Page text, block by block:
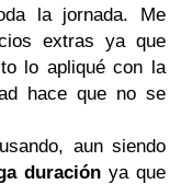
la jornada. Me
extras ya que
lo apliqué con la
hace que no se
aun siendo
duración ya que